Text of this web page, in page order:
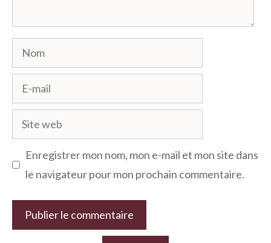
Nom
mail
Site
web
Enregistrer mon nom, mon e-mail et mon site dans
le navigateur pour mon prochain commentaire.